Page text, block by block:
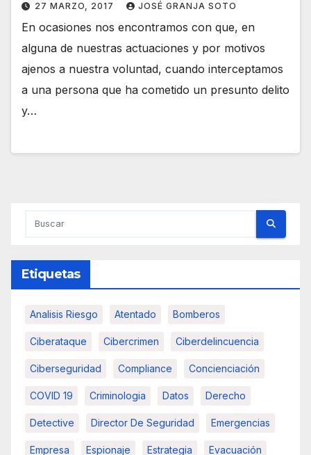
27 MARZO, 2017 JOSÉ GRANJA SOTO
En ocasiones nos encontramos con que, en
alguna de nuestras actuaciones y por motivos
ajenos a nuestra voluntad, cuando interceptamos
a una persona que ha cometido un presunto delito
y…
Etiquetas
Analisis Riesgo Atentado Bomberos
Ciberataque Cibercrimen Ciberdelincuencia
Ciberseguridad Compliance Concienciación
COVID 19 Criminologia Datos Derecho
Detective Director De Seguridad Emergencias
Empresa Espionaje Estrategia Evacuación